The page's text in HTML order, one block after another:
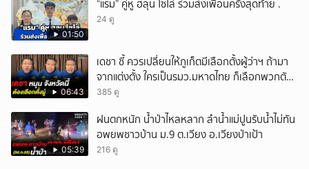
01:50
“แรม” คู่หู ฮลุน โซโล่ ร่วมส่งเพื่อนครั้งสุดท้าย .
24 ดู
06:43
เดชา ชี้ ควรเปลี่ยนให้ภูเก็ตมีเลือกตั้งผู้ว่าฯ ถ้ามา
จากแต่งตั้ง ใครเป็นรมว.มหาดไทย ก็เลือกพวกตัว
เอง
385 ดู
05:39
ฝนตกหนัก น้ำป่าไหลหลาก ลำน้ำแม่ปูนรับน้ำไม่ทัน
อพยพชาวบ้าน ม.9 ต.เวียง อ.เวียงป่าเป้า
216 ดู